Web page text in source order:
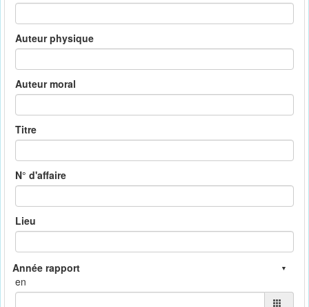
Auteur physique
Auteur moral
Titre
N° d'affaire
Lieu
en